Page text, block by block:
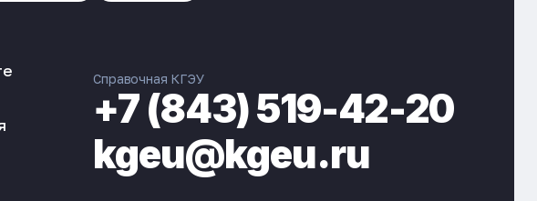
Справочная КГЭУ
+7 (843) 519-42-20
kgeu@kgeu.ru